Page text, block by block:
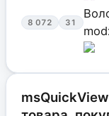
8 072 31